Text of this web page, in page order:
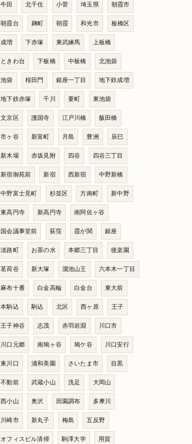
牛田 北千住 小菅 埼玉県 朝霞市
朝霞台 麹町 朝霞 和光市 板橋区
成増 下赤塚 東武練馬 上板橋
ときわ台 下板橋 中板橋 北池袋
池袋 桜田門 銀座一丁目 地下鉄成増
地下鉄赤塚 千川 要町 東池袋
文京区 護国寺 江戸川橋 飯田橋
市ヶ谷 新富町 月島 豊洲 辰巳
新木場 赤坂見附 四谷 四谷三丁目
新宿御苑前 新宿 西新宿 中野新橋
中野富士見町 杉並区 方南町 新中野
東高円寺 新高円寺 南阿佐ヶ谷
国会議事堂前 荻窪 霞が関 銀座
淡路町 お茶の水 本郷三丁目 後楽園
茗荷谷 新大塚 溜池山王 六本木一丁目
麻布十番 白金高輪 白金台 東大前
本駒込 駒込 北区 西ヶ原 王子
王子神谷 志茂 赤羽岩淵 川口市
川口元郷 南鳩ヶ谷 鳩ケ谷 川口安行
東川口 浦和美園 さいたま市 目黒
不動前 武蔵小山 洗足 大岡山
西小山 奥沢 田園調布 多摩川
川崎市 新丸子 梅島 五反野
オフィスビル清掃 駒澤大学 用賀